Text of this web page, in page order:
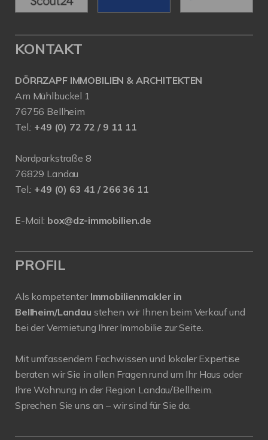
KONTAKT
DÖRRZAPF IMMOBILIEN & ARCHITEKTEN
Am Mühlbuckel 1
76756 Bellheim
Tel.: +49 (0) 72 72 / 9 11 11
Nordparkstraße 8
76829 Landau
Tel.: +49 (0) 63 41 / 266 36 11
E-Mail: box@dz-immobilien.de
PROFIL
Als kompetenter Immobilienmakler in
Bellheim/Landau stehen wir Ihnen beim Verkauf und
bei der Vermietung Ihrer Immobilie zur Seite.
Mit umfassendem Fachwissen und lokaler Expertise
beraten wir Sie in allen Fragen rund um Ihr Haus oder
Ihre Wohnung in der Region Landau/Bellheim.
Sprechen Sie uns an – wir sind für Sie da.